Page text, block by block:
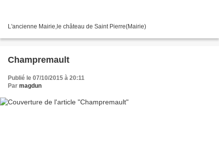
L'ancienne Mairie,le château de Saint Pierre(Mairie)
Champremault
Publié le 07/10/2015 à 20:11
Par magdun